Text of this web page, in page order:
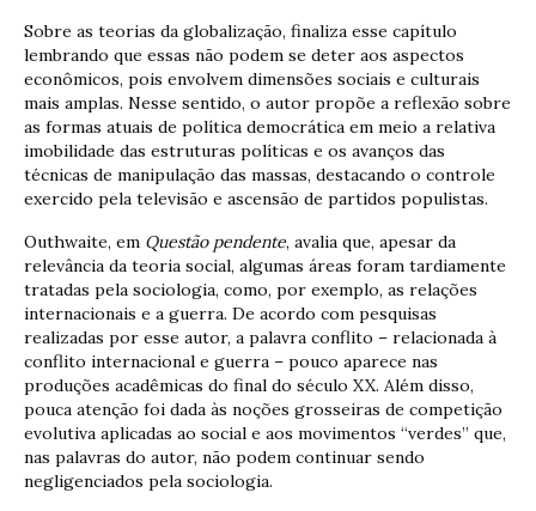
Sobre as teorias da globalização, finaliza esse capítulo
lembrando que essas não podem se deter aos aspectos
econômicos, pois envolvem dimensões sociais e culturais
mais amplas. Nesse sentido, o autor propõe a reflexão sobre
as formas atuais de política democrática em meio a relativa
imobilidade das estruturas políticas e os avanços das
técnicas de manipulação das massas, destacando o controle
exercido pela televisão e ascensão de partidos populistas.
Outhwaite, em Questão pendente, avalia que, apesar da
relevância da teoria social, algumas áreas foram tardiamente
tratadas pela sociologia, como, por exemplo, as relações
internacionais e a guerra. De acordo com pesquisas
realizadas por esse autor, a palavra conflito – relacionada à
conflito internacional e guerra – pouco aparece nas
produções acadêmicas do final do século XX. Além disso,
pouca atenção foi dada às noções grosseiras de competição
evolutiva aplicadas ao social e aos movimentos “verdes” que,
nas palavras do autor, não podem continuar sendo
negligenciados pela sociologia.